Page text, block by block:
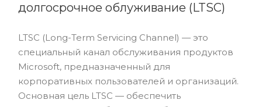
долгосрочное облуживание (LTSC)
LTSC (Long-Term Servicing Channel) — это
специальный канал обслуживания продуктов
Microsoft, предназначенный для
корпоративных пользователей и организаций.
Основная цель LTSC — обеспечить